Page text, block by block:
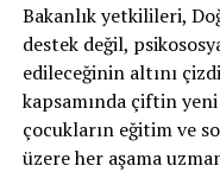
Bakanlık yetkilileri,
destek değil,
edileceğinin altını
kapsamında çiftin
çocukların eğitim ve
üzere her aşama